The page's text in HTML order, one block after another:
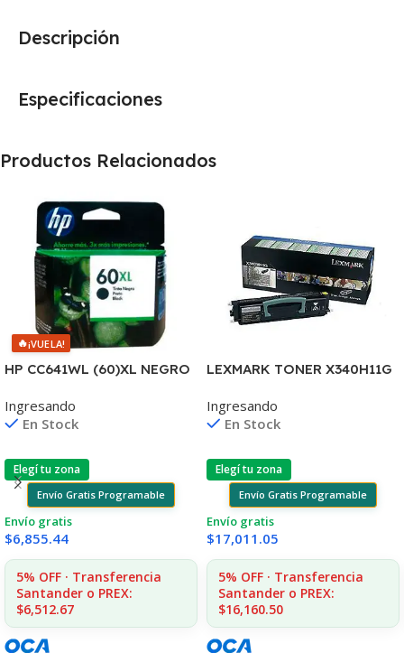
Descripción
Especificaciones
Productos Relacionados
🔥¡VUELA!
HP CC641WL (60)XL NEGRO
F4580/F4280/F4480/D110
Ingresando
En Stock
Elegí tu zona
Envío Gratis Programable
Envío gratis
$6,855.44
5% OFF · Transferencia
Santander o PREX:
$6,512.67
LEXMARK TONER X340H11G
CP
Ingresando
En Stock
Elegí tu zona
Envío Gratis Programable
Envío gratis
$17,011.05
5% OFF · Transferencia
Santander o PREX:
$16,160.50